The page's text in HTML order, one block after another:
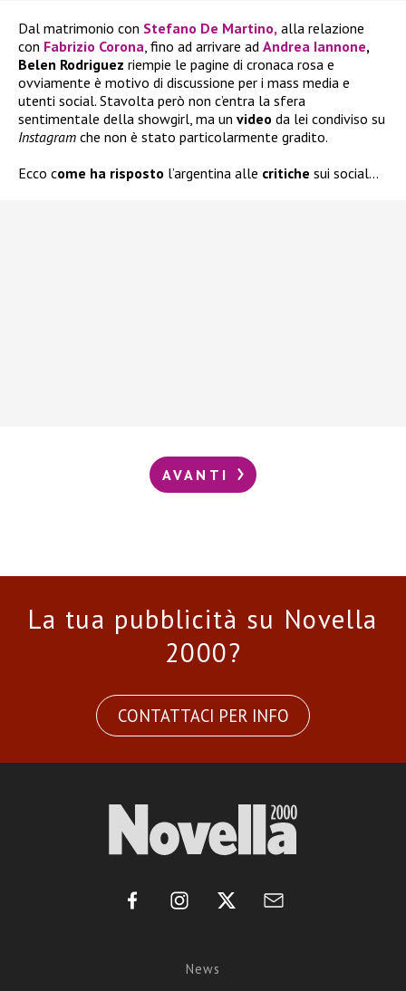
Dal matrimonio con Stefano De Martino, alla relazione
con Fabrizio Corona, fino ad arrivare ad Andrea Iannone,
Belen Rodriguez riempie le pagine di cronaca rosa e
ovviamente è motivo di discussione per i mass media e
utenti social. Stavolta però non c’entra la sfera
sentimentale della showgirl, ma un video da lei condiviso su
Instagram che non è stato particolarmente gradito.
Ecco come ha risposto l’argentina alle critiche sui social…
AVANTI
La tua pubblicità su Novella
2000?
CONTATTACI PER INFO
News